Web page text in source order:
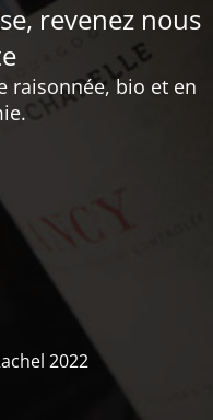
revenez nous
raisonnée, bio et en
2022